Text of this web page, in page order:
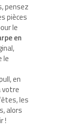
pensez
pièces
le
en
le
en
votre
les
alors
!